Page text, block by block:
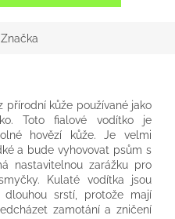
Značka
přírodní kůže používané jako
. Toto fialové vodítko
je
hovězí kůže. Je
velmi
a bude vyhovovat psům s
nastavitelnou zarážku pro
. Kulaté vodítka
jsou
dlouhou srstí , protože mají
zamotání a zničení